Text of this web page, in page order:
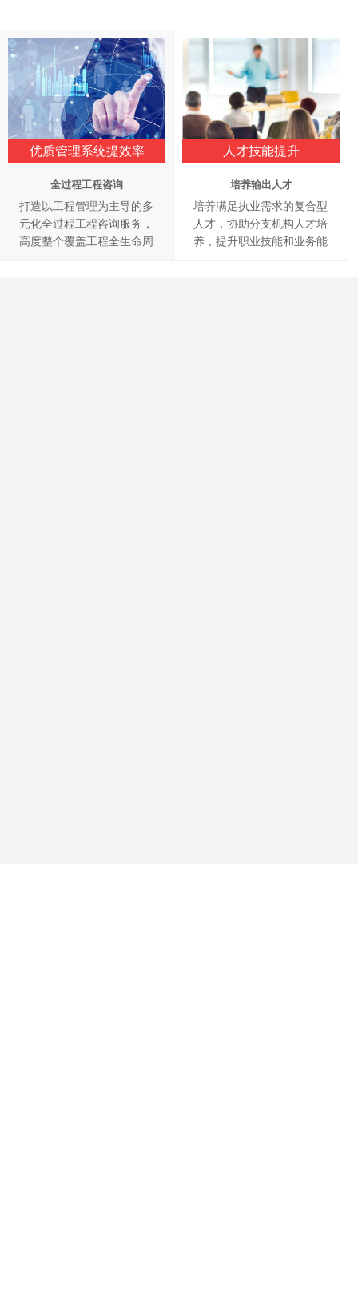
优质管理系统提效率
全过程工程咨询
打造以工程管理为主导的多
元化全过程工程咨询服务，
高度整个覆盖工程全生命周
人才技能提升
培养输出人才
培养满足执业需求的复合型
人才，协助分支机构人才培
养，提升职业技能和业务能